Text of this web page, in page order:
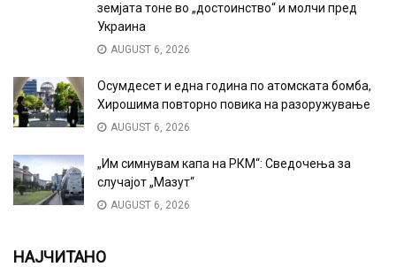
земјата тоне во „достоинство“ и молчи пред
Украина
AUGUST 6, 2026
Осумдесет и една година по атомската бомба,
Хирошима повторно повика на разоружување
AUGUST 6, 2026
„Им симнувам капа на РКМ“: Сведочења за
случајот „Мазут“
AUGUST 6, 2026
НАЈЧИТАНО